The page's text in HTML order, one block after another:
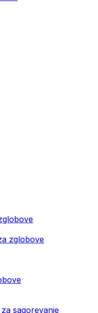
zglobove
sagorevanje